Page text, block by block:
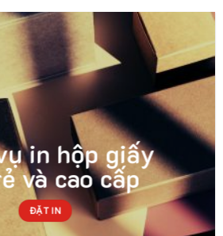
in hộp giấy
và cao cấp
ĐẶT IN